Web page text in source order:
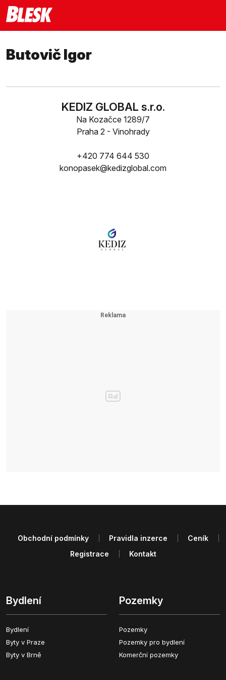
Butovič Igor
KEDIZ GLOBAL s.r.o.
Na Kozačce 1289/7
Praha 2 - Vinohrady
+420 774 644 530
konopasek@kedizglobal.com
Bydlení
Bydlení
Byty v Praze
Byty v Brně
Pozemky
Pozemky
Pozemky pro bydlení
Komerční pozemky
Obchodní podmínky Pravidla inzerce
Ceník
Registrace
Kontakt